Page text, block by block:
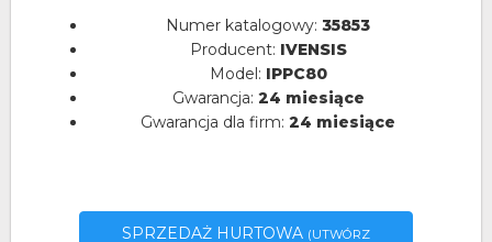
Numer katalogowy: 35853
Producent: IVENSIS
Model: IPPC80
Gwarancja: 24 miesiące
Gwarancja dla firm: 24 miesiące
SPRZEDAŻ HURTOWA (UTWÓRZ